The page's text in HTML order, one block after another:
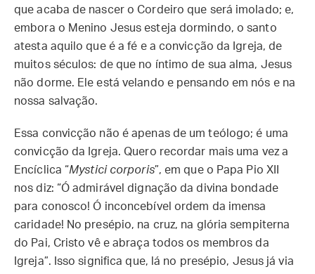
que acaba de nascer o Cordeiro que será imolado; e,
embora o Menino Jesus esteja dormindo, o santo
atesta aquilo que é a fé e a convicção da Igreja, de
muitos séculos: de que no íntimo de sua alma, Jesus
não dorme. Ele está velando e pensando em nós e na
nossa salvação.
Essa convicção não é apenas de um teólogo; é uma
convicção da Igreja. Quero recordar mais uma vez a
Encíclica “Mystici corporis”, em que o Papa Pio XII
nos diz: “Ó admirável dignação da divina bondade
para conosco! Ó inconcebível ordem da imensa
caridade! No presépio, na cruz, na glória sempiterna
do Pai, Cristo vê e abraça todos os membros da
Igreja”. Isso significa que, lá no presépio, Jesus já via